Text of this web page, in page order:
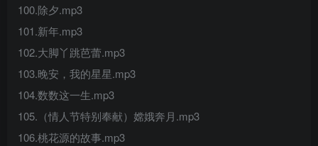
100.除夕.mp3
101.新年.mp3
102.大脚丫跳芭蕾.mp3
103.晚安，我的星星.mp3
104.数数这一生.mp3
105.（情人节特别奉献）嫦娥奔月.mp3
106.桃花源的故事.mp3